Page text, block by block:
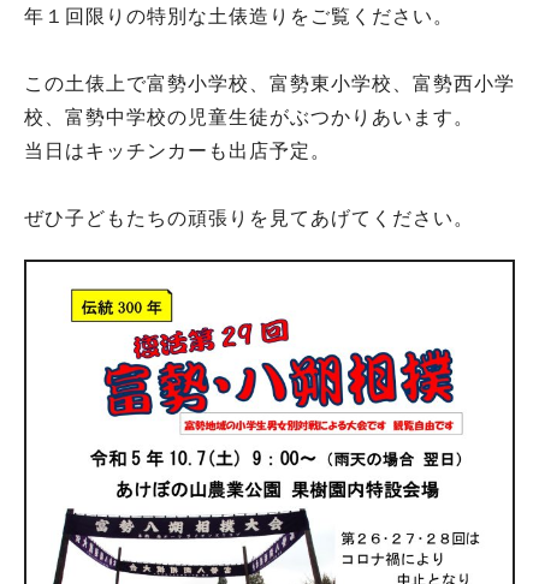
年１回限りの特別な土俵造りをご覧ください。
この土俵上で富勢小学校、富勢東小学校、富勢西小学
校、富勢中学校の児童生徒がぶつかりあいます。
当日はキッチンカーも出店予定。
ぜひ子どもたちの頑張りを見てあげてください。